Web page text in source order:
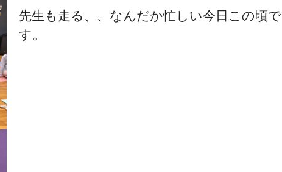
先生も走る、、なんだか忙しい今日この頃で
す。